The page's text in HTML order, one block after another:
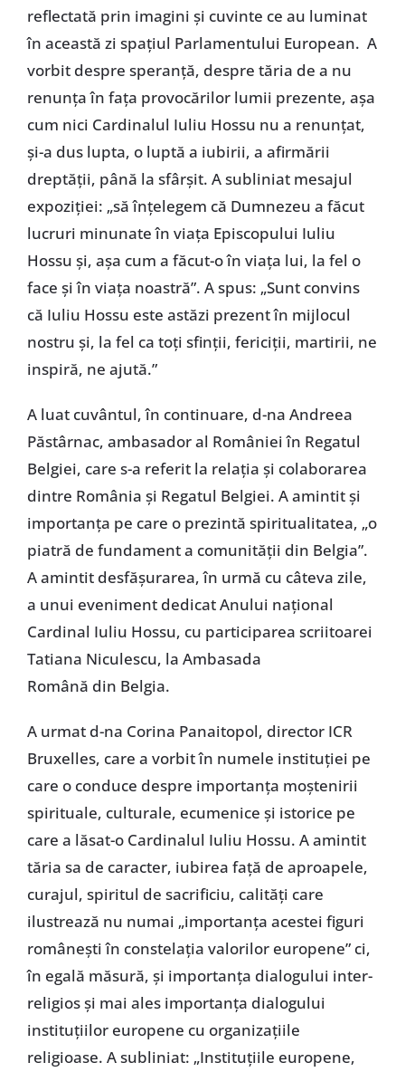
reflectată prin imagini și cuvinte ce au luminat
în această zi spațiul Parlamentului European. A
vorbit despre speranță, despre tăria de a nu
renunța în fața provocărilor lumii prezente, așa
cum nici Cardinalul Iuliu Hossu nu a renunțat,
și-a dus lupta, o luptă a iubirii, a afirmării
dreptății, până la sfârșit. A subliniat mesajul
expoziției: „să înțelegem că Dumnezeu a făcut
lucruri minunate în viața Episcopului Iuliu
Hossu și, așa cum a făcut-o în viața lui, la fel o
face și în viața noastră”. A spus: „Sunt convins
că Iuliu Hossu este astăzi prezent în mijlocul
nostru și, la fel ca toți sfinții, fericiții, martirii, ne
inspiră, ne ajută.”
A luat cuvântul, în continuare, d-na Andreea
Păstârnac, ambasador al României în Regatul
Belgiei, care s-a referit la relația și colaborarea
dintre România și Regatul Belgiei. A amintit și
importanța pe care o prezintă spiritualitatea, „o
piatră de fundament a comunității din Belgia”.
A amintit desfășurarea, în urmă cu câteva zile,
a unui eveniment dedicat Anului național
Cardinal Iuliu Hossu, cu participarea scriitoarei
Tatiana Niculescu, la Ambasada
Română din Belgia.
A urmat d-na Corina Panaitopol, director ICR
Bruxelles, care a vorbit în numele instituției pe
care o conduce despre importanța moștenirii
spirituale, culturale, ecumenice și istorice pe
care a lăsat-o Cardinalul Iuliu Hossu. A amintit
tăria sa de caracter, iubirea față de aproapele,
curajul, spiritul de sacrificiu, calități care
ilustrează nu numai „importanța acestei figuri
românești în constelația valorilor europene” ci,
în egală măsură, și importanța dialogului inter-
religios și mai ales importanța dialogului
instituțiilor europene cu organizațiile
religioase. A subliniat: „Instituțiile europene,